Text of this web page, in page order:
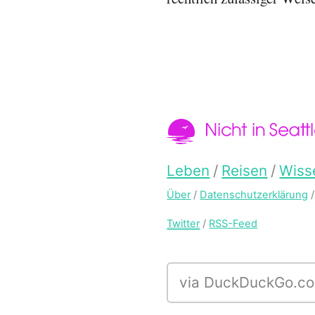
Nicht in
Leben Reisen
Über Datenschutzerklärung
Twitter RSS-Feed
Suche mit